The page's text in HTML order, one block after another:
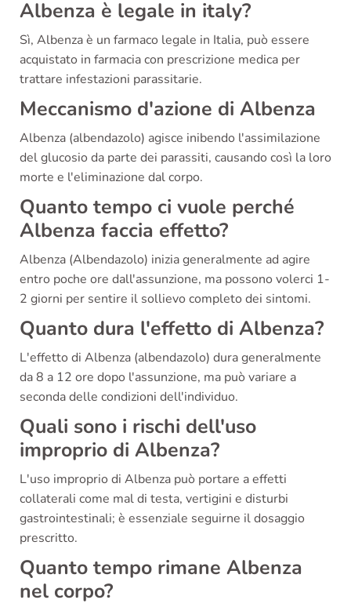
Albenza è legale in italy?
Sì, Albenza è un farmaco legale in Italia, può essere
acquistato in farmacia con prescrizione medica per
trattare infestazioni parassitarie.
Meccanismo d'azione di Albenza
Albenza (albendazolo) agisce inibendo l'assimilazione
del glucosio da parte dei parassiti, causando così la loro
morte e l'eliminazione dal corpo.
Quanto tempo ci vuole perché
Albenza faccia effetto?
Albenza (Albendazolo) inizia generalmente ad agire
entro poche ore dall'assunzione, ma possono volerci 1-
2 giorni per sentire il sollievo completo dei sintomi.
Quanto dura l'effetto di Albenza?
L'effetto di Albenza (albendazolo) dura generalmente
da 8 a 12 ore dopo l'assunzione, ma può variare a
seconda delle condizioni dell'individuo.
Quali sono i rischi dell'uso
improprio di Albenza?
L'uso improprio di Albenza può portare a effetti
collaterali come mal di testa, vertigini e disturbi
gastrointestinali; è essenziale seguirne il dosaggio
prescritto.
Quanto tempo rimane Albenza
nel corpo?